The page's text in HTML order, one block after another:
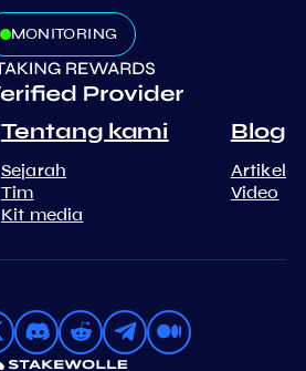
MONITORING
Tentang kami
Sejarah
Tim
Kit media
Blog
Artikel
Video